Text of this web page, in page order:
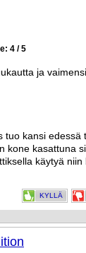
4 / 5
ja
kansi edessä
kone kasattuna
käytyä niin
KYLLÄ